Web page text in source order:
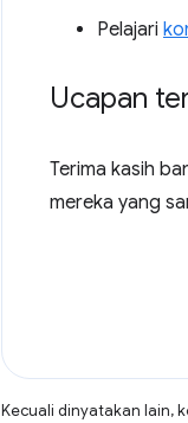
Pelajari
Ucapan
Terima kasih
mereka yang
Kecuali dinyatakan lain,